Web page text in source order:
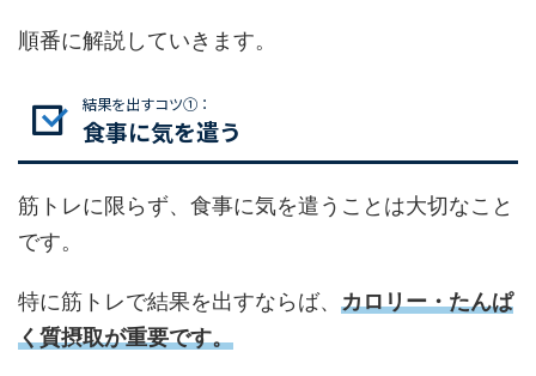
順番に解説していきます。
結果を出すコツ①：
食事に気を遣う
筋トレに限らず、食事に気を遣うことは大切なこと
です。
特に筋トレで結果を出すならば、 カロリー・たんぱ
く質摂取が重要です。